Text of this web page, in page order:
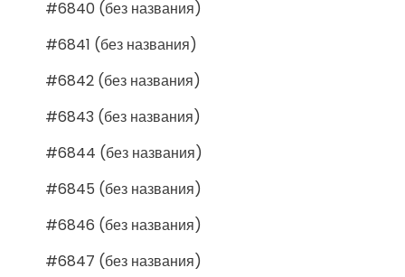
#6840 (без названия)
#6841 (без названия)
#6842 (без названия)
#6843 (без названия)
#6844 (без названия)
#6845 (без названия)
#6846 (без названия)
#6847 (без названия)